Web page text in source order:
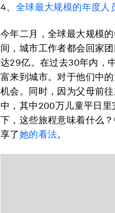
4、 全球最大规模的年度人
今年二月，全球最大规模
间，城市工作者都会回家
达29亿。在过去30年内，
富来到城市。对于他们中
机会。同时，因为父母前
中，其中200万儿童平日
下，这些旅程意味着什么
享了她的看法。